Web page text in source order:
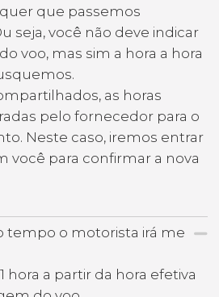
que passemos
seja, você não deve indicar
voo, mas sim a hora a hora
as horas
pelo fornecedor para o
Neste caso, iremos entrar
você para confirmar a nova
tempo o motorista irá me
hora a partir da hora efetiva